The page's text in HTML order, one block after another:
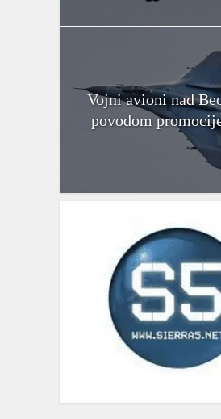
Vojni avioni nad
povodom